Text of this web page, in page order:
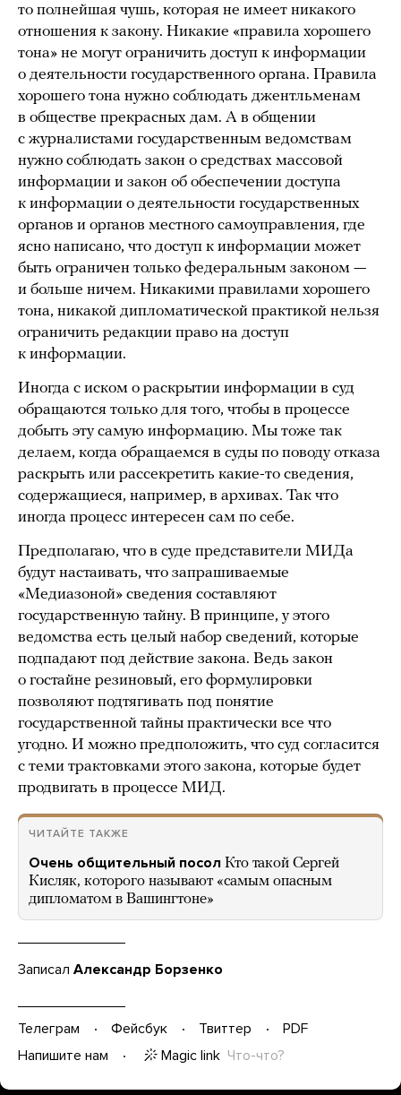
то полнейшая чушь, которая не имеет никакого
отношения к закону. Никакие «правила хорошего
тона» не могут ограничить доступ к информации
о деятельности государственного органа. Правила
хорошего тона нужно соблюдать джентльменам
в обществе прекрасных дам. А в общении
с журналистами государственным ведомствам
нужно соблюдать закон о средствах массовой
информации и закон об обеспечении доступа
к информации о деятельности государственных
органов и органов местного самоуправления, где
ясно написано, что доступ к информации может
быть ограничен только федеральным законом —
и больше ничем. Никакими правилами хорошего
тона, никакой дипломатической практикой нельзя
ограничить редакции право на доступ
к информации.
Иногда с иском о раскрытии информации в суд
обращаются только для того, чтобы в процессе
добыть эту самую информацию. Мы тоже так
делаем, когда обращаемся в суды по поводу отказа
раскрыть или рассекретить какие-то сведения,
содержащиеся, например, в архивах. Так что
иногда процесс интересен сам по себе.
Предполагаю, что в суде представители МИДа
будут настаивать, что запрашиваемые
«Медиазоной» сведения составляют
государственную тайну. В принципе, у этого
ведомства есть целый набор сведений, которые
подпадают под действие закона. Ведь закон
о гостайне резиновый, его формулировки
позволяют подтягивать под понятие
государственной тайны практически все что
угодно. И можно предположить, что суд согласится
с теми трактовками этого закона, которые будет
продвигать в процессе МИД.
ЧИТАЙТЕ ТАКЖЕ
Очень общительный посол Кто такой Сергей
Кисляк, которого называют «самым опасным
дипломатом в Вашингтоне»
Записал Александр Борзенко
Телеграм Фейсбук Твиттер
PDF
Напишите нам
Magic link Что-что?